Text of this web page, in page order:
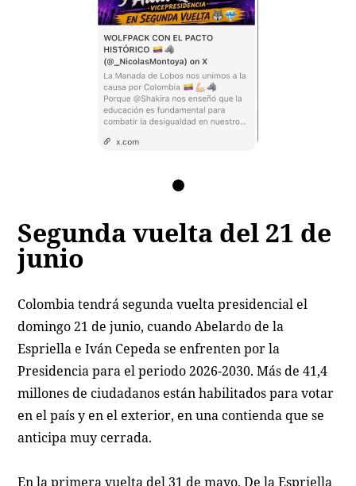
Segunda vuelta del 21 de
junio
Colombia tendrá segunda vuelta presidencial el
domingo 21 de junio, cuando Abelardo de la
Espriella e Iván Cepeda se enfrenten por la
Presidencia para el periodo 2026-2030. Más de 41,4
millones de ciudadanos están habilitados para votar
en el país y en el exterior, en una contienda que se
anticipa muy cerrada.
En la primera vuelta del 31 de mayo, De la Espriella